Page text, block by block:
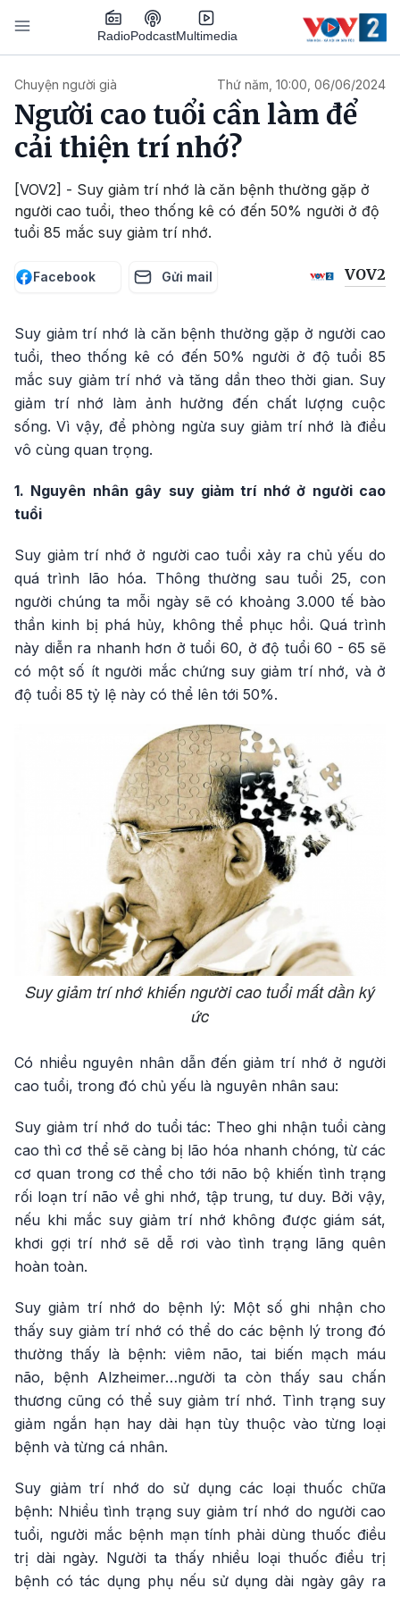
Nhảy đến nội dung
RadioPodcastMultimedia
Chuyện người già Thứ năm, 10:00, 06/06/2024
Người cao tuổi cần làm để
cải thiện trí nhớ?
[VOV2] - Suy giảm trí nhớ là căn bệnh thường gặp ở
người cao tuổi, theo thống kê có đến 50% người ở độ
tuổi 85 mắc suy giảm trí nhớ.
Facebook Gửi mail VOV2
Suy giảm trí nhớ là căn bệnh thường gặp ở người cao
tuổi, theo thống kê có đến 50% người ở độ tuổi 85
mắc suy giảm trí nhớ và tăng dần theo thời gian. Suy
giảm trí nhớ làm ảnh hưởng đến chất lượng cuộc
sống. Vì vậy, để phòng ngừa suy giảm trí nhớ là điều
vô cùng quan trọng.
1. Nguyên nhân gây suy giảm trí nhớ ở người cao
tuổi
Suy giảm trí nhớ ở người cao tuổi xảy ra chủ yếu do
quá trình lão hóa. Thông thường sau tuổi 25, con
người chúng ta mỗi ngày sẽ có khoảng 3.000 tế bào
thần kinh bị phá hủy, không thể phục hồi. Quá trình
này diễn ra nhanh hơn ở tuổi 60, ở độ tuổi 60 - 65 sẽ
có một số ít người mắc chứng suy giảm trí nhớ, và ở
độ tuổi 85 tỷ lệ này có thể lên tới 50%.
Suy giảm trí nhớ khiến người cao tuổi mất dần ký
ức
Có nhiều nguyên nhân dẫn đến giảm trí nhớ ở người
cao tuổi, trong đó chủ yếu là nguyên nhân sau:
Suy giảm trí nhớ do tuổi tác: Theo ghi nhận tuổi càng
cao thì cơ thể sẽ càng bị lão hóa nhanh chóng, từ các
cơ quan trong cơ thể cho tới não bộ khiến tình trạng
rối loạn trí não về ghi nhớ, tập trung, tư duy. Bởi vậy,
nếu khi mắc suy giảm trí nhớ không được giám sát,
khơi gợi trí nhớ sẽ dễ rơi vào tình trạng lãng quên
hoàn toàn.
Suy giảm trí nhớ do bệnh lý: Một số ghi nhận cho
thấy suy giảm trí nhớ có thể do các bệnh lý trong đó
thường thấy là bệnh: viêm não, tai biến mạch máu
não, bệnh Alzheimer…người ta còn thấy sau chấn
thương cũng có thể suy giảm trí nhớ. Tình trạng suy
giảm ngắn hạn hay dài hạn tùy thuộc vào từng loại
bệnh và từng cá nhân.
Suy giảm trí nhớ do sử dụng các loại thuốc chữa
bệnh: Nhiều tình trạng suy giảm trí nhớ do người cao
tuổi, người mắc bệnh mạn tính phải dùng thuốc điều
trị dài ngày. Người ta thấy nhiều loại thuốc điều trị
bệnh có tác dụng phụ nếu sử dụng dài ngày gây ra